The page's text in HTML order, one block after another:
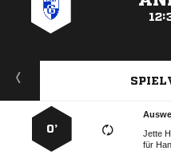

für
0’